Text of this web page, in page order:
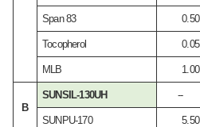
Span 83 0.50
Tocopherol 0.05
MLB 1.00
B
SUNSIL-130UH --
SUNPU-170 5.50